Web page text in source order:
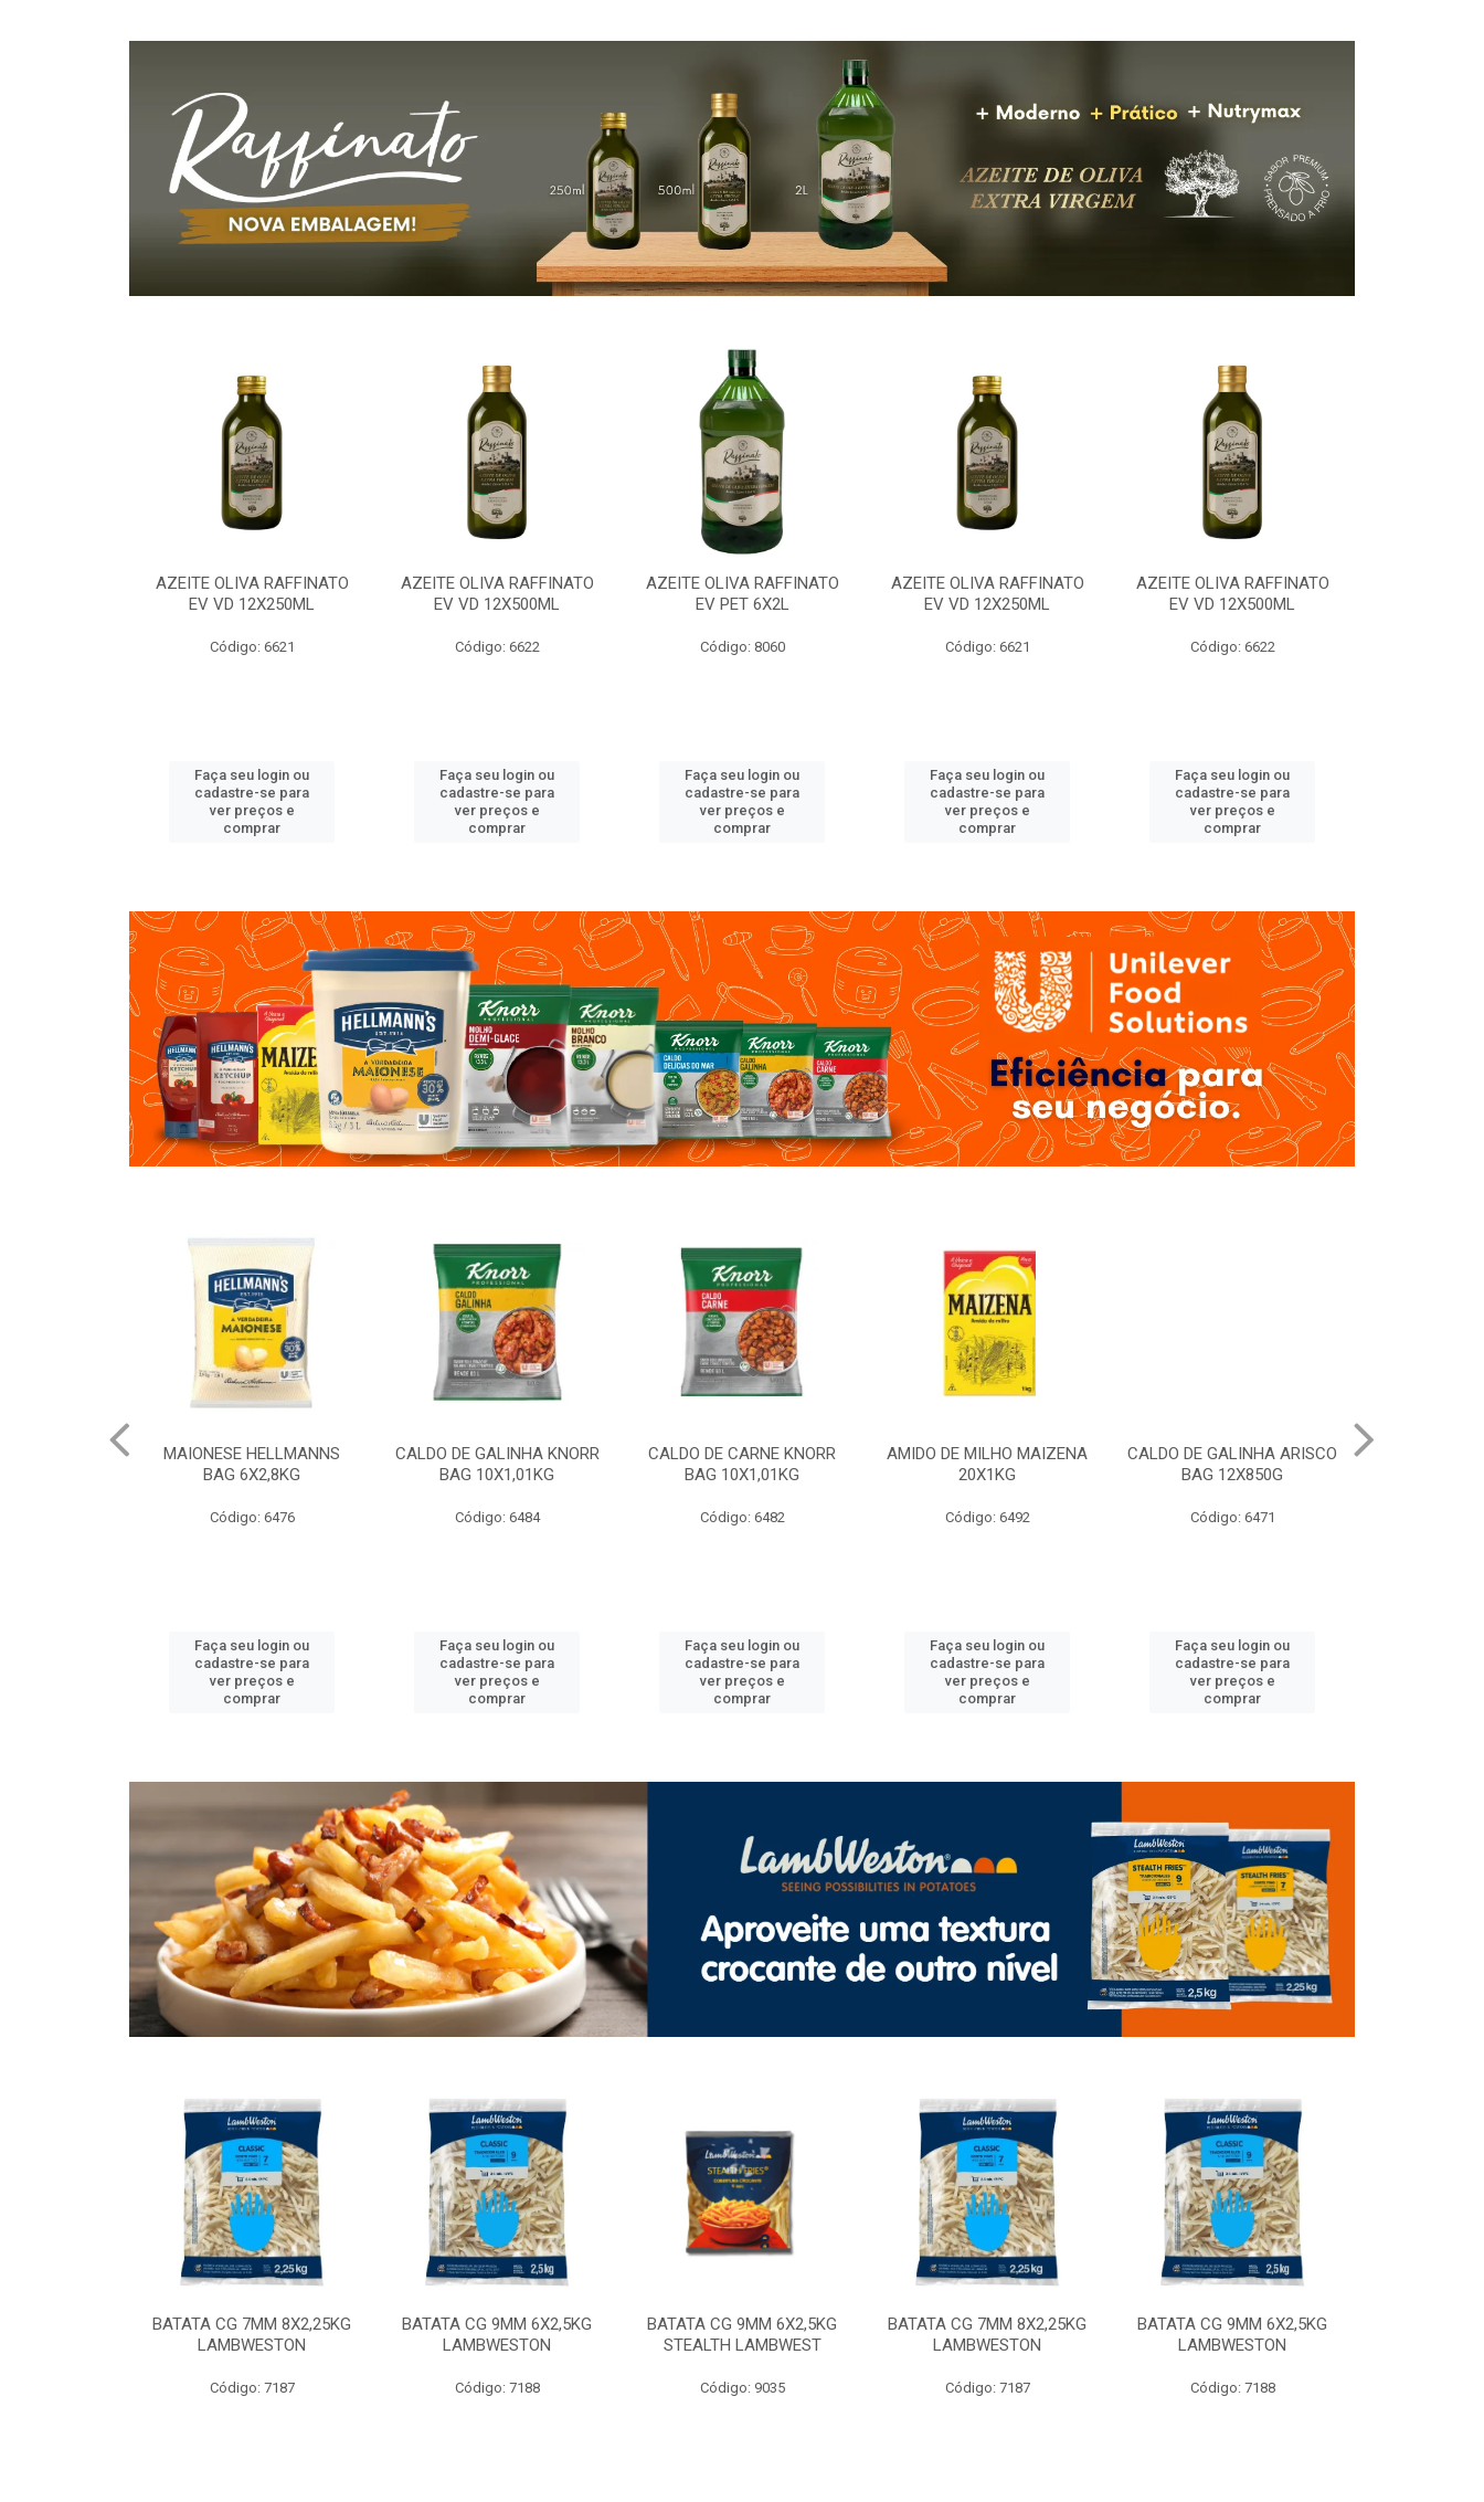
AZEITE OLIVA RAFFINATO
EV VD 12X250ML
Código: 6621
Faça seu login ou
cadastre-se para
ver preços e
comprar
AZEITE OLIVA RAFFINATO
EV VD 12X500ML
Código: 6622
Faça seu login ou
cadastre-se para
ver preços e
comprar
AZEITE OLIVA RAFFINATO
EV PET 6X2L
Código: 8060
Faça seu login ou
cadastre-se para
ver preços e
comprar
AZEITE OLIVA RAFFINATO
EV VD 12X250ML
Código: 6621
Faça seu login ou
cadastre-se para
ver preços e
comprar
AZEITE OLIVA RAFFINATO
EV VD 12X500ML
Código: 6622
Faça seu login ou
cadastre-se para
ver preços e
comprar
MAIONESE HELLMANNS
BAG 6X2,8KG
Código: 6476
Faça seu login ou
cadastre-se para
ver preços e
comprar
CALDO DE GALINHA KNORR
BAG 10X1,01KG
Código: 6484
Faça seu login ou
cadastre-se para
ver preços e
comprar
CALDO DE CARNE KNORR
BAG 10X1,01KG
Código: 6482
Faça seu login ou
cadastre-se para
ver preços e
comprar
AMIDO DE MILHO MAIZENA
20X1KG
Código: 6492
Faça seu login ou
cadastre-se para
ver preços e
comprar
CALDO DE GALINHA ARISCO
BAG 12X850G
Código: 6471
Faça seu login ou
cadastre-se para
ver preços e
comprar
BATATA CG 7MM 8X2,25KG
LAMBWESTON
Código: 7187
BATATA CG 9MM 6X2,5KG
LAMBWESTON
Código: 7188
BATATA CG 9MM 6X2,5KG
STEALTH LAMBWEST
Código: 9035
BATATA CG 7MM 8X2,25KG
LAMBWESTON
Código: 7187
BATATA CG 9MM 6X2,5KG
LAMBWESTON
Código: 7188